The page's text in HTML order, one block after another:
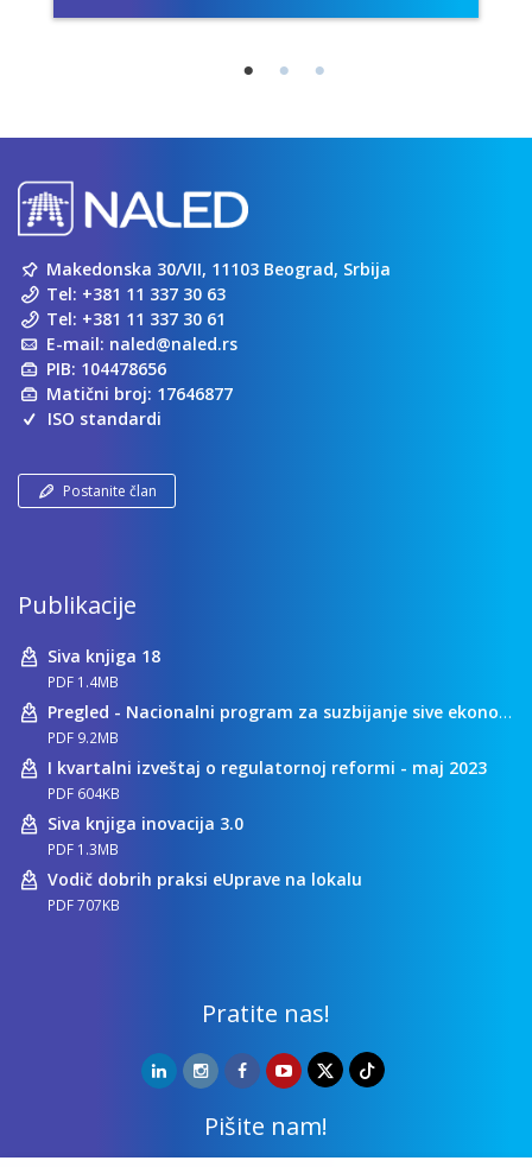
Makedonska 30/VII, 11103 Beograd, Srbija
Tel: +381 11 337 30 63
Tel: +381 11 337 30 61
E-mail: naled@naled.rs
PIB: 104478656
Matični broj: 17646877
ISO standardi
Postanite član
Publikacije
Siva knjiga 18
PDF 1.4MB
Pregled - Nacionalni program za suzbijanje sive ekonomije
PDF 9.2MB
I kvartalni izveštaj o regulatornoj reformi - maj 2023
PDF 604KB
Siva knjiga inovacija 3.0
PDF 1.3MB
Vodič dobrih praksi eUprave na lokalu
PDF 707KB
Pratite nas!
Pišite nam!